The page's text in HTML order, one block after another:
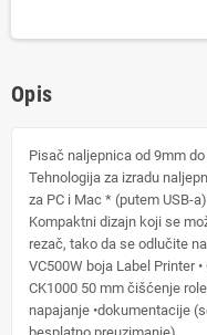
Opis
Pisač naljepnica od 9mm
Tehnologija za izradu
za PC i Mac * (putem USB-
Kompaktni dizajn koji se
rezač, tako da se odlučite
VC500W boja Label Printer
CK1000 50 mm čišćenje
napajanje •dokumentacije